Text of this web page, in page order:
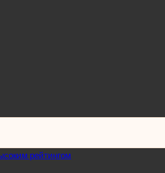
рейтингом